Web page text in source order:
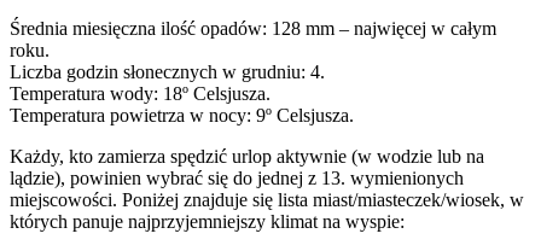
Średnia miesięczna ilość opadów: 128 mm – najwięcej w całym
roku.
Liczba godzin słonecznych w grudniu: 4.
Temperatura wody: 18º Celsjusza.
Temperatura powietrza w nocy: 9º Celsjusza.
Każdy, kto zamierza spędzić urlop aktywnie (w wodzie lub na
lądzie), powinien wybrać się do jednej z 13. wymienionych
miejscowości. Poniżej znajduje się lista miast/miasteczek/wiosek, w
których panuje najprzyjemniejszy klimat na wyspie: